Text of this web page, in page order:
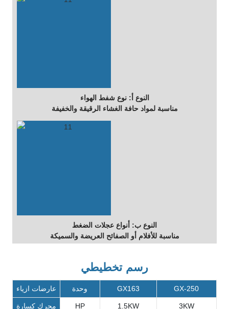
النوع أ: نوع شفط الهواء
مناسبة لمواد حافة الغشاء الرقيقة والخفيفة
النوع ب: أنواع عجلات الضغط
مناسبة للأفلام أو الصفائح العريضة والسميكة
رسم تخطيطي
عارضات ازياء وحدة GX163 GX-250
محرك كسارة HP 1.5KW 3KW